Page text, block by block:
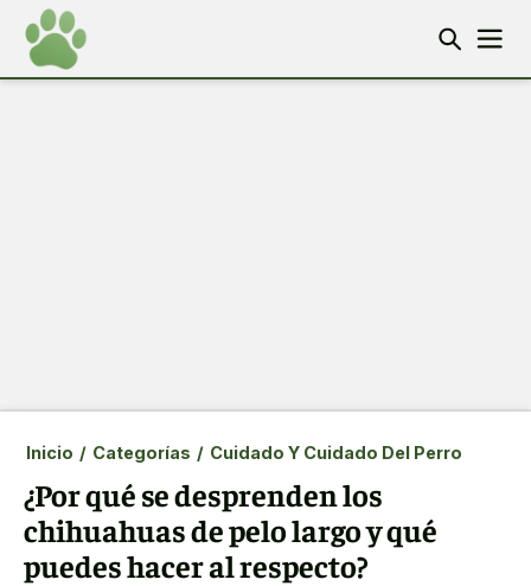
Inicio / Categorías / Cuidado Y Cuidado Del Perro
¿Por qué se desprenden los
chihuahuas de pelo largo y qué
puedes hacer al respecto?